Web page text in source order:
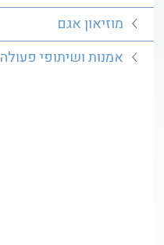
מוזיאון אגם
אמנות ושיתופי פעולה